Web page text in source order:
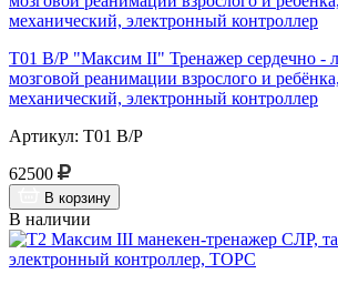
Т01 В/Р "Максим II" Тренажер сердечно -
мозговой реанимации взрослого и
механический, электронный контроллер
Артикул: Т01 В/Р
62500
В корзину
В наличии